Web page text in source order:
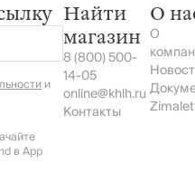
и
в App
Найти
магазин
8 (800) 500-
14-05
online@khlh.ru
Контакты
О
О